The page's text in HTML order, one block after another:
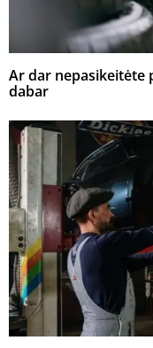
Ar dar nepasikeitėte
dabar